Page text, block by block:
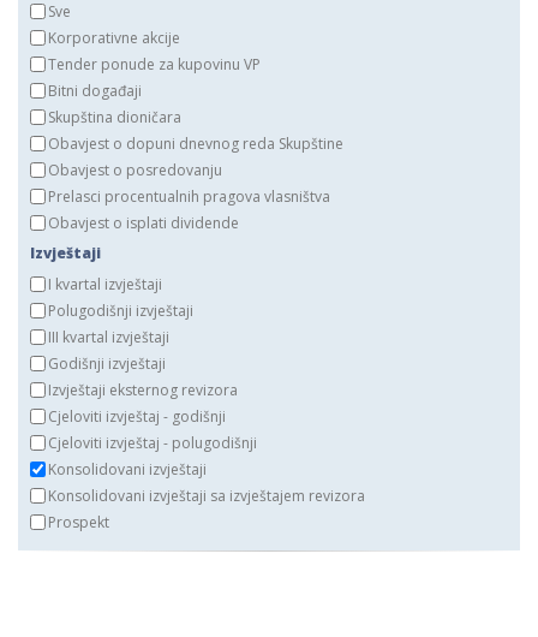
Sve
Korporativne akcije
Tender ponude za kupovinu VP
Bitni događaji
Skupština dioničara
Obavjest o dopuni dnevnog reda Skupštine
Obavjest o posredovanju
Prelasci procentualnih pragova vlasništva
Obavjest o isplati dividende
Izvještaji
I kvartal izvještaji
Polugodišnji izvještaji
III kvartal izvještaji
Godišnji izvještaji
Izvještaji eksternog revizora
Cjeloviti izvještaj - godišnji
Cjeloviti izvještaj - polugodišnji
Konsolidovani izvještaji
Konsolidovani izvještaji sa izvještajem revizora
Prospekt